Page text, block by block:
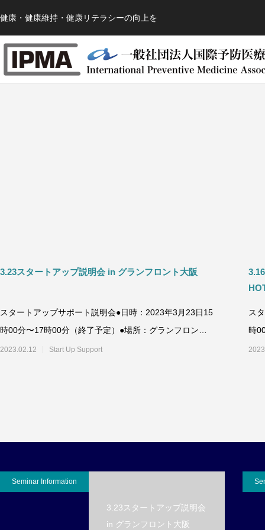
健康・健康維持・健康リテラシーの向上を
3.23スタートアップ説明会 in グランフロント大阪
スタートアップサポート説明会●日時：2023年3月23日15
時00分〜17時00分（終了予定）●場所：グランフロント
大阪28F
2023.02.12 Start Up Support
ス
時
ラ
Seminar Information
3.23スタートアップ説明会
in グランフロント大阪